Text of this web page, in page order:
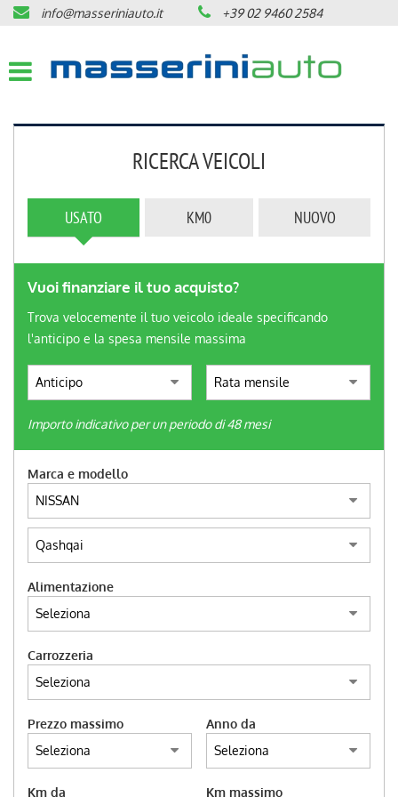
CHI SIAMO
LISTA VEICOLI
NOLEGGIO LUNGO TERMINE
SERVIZI
ASSISTENZA
VIRTUAL TOUR
NEWS
AREA COMMERCIANTI
info@masseriniauto.it +39 02 9460 2584
RICERCA VEICOLI
USATO KM0 NUOVO
Vuoi finanziare il tuo acquisto?
Trova velocemente il tuo veicolo ideale specificando
l'anticipo e la spesa mensile massima
Importo indicativo per un periodo di 48 mesi
Marca e modello
Alimentazione
Carrozzeria
Prezzo massimo Anno da
Km da Km massimo
preferenze
di
consente
esprimere
le
tue
preferenze
di
consenso
tecnologie
tracciamento
che
offrire
e
svolgere
le
attività
di
seguito
descritte.
Per
maggiori
sull'utilità
sul